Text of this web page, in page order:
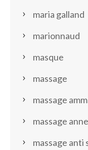
maria galland
marionnaud
masque
massage
massage
massage
massage anti